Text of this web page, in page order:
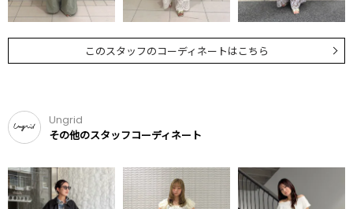
このスタッフのコーディネートはこちら
Ungrid
その他のスタッフコーディネート